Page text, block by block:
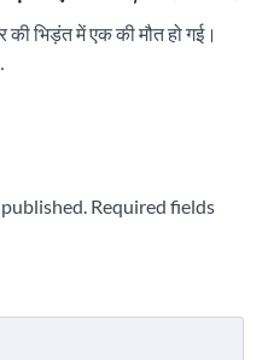
भिड़ंत में एक की मौत हो गई।
Required fields